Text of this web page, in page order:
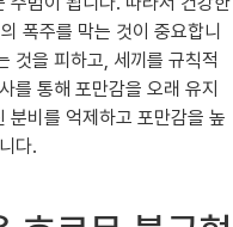
폭주를 막는 것이 중요합니
것을 피하고, 세끼를 규칙적
를 통해 포만감을 오래 유지
분비를 억제하고 포만감을 높
다.